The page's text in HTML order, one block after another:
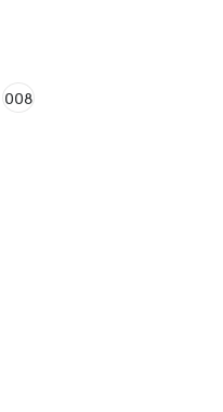
008